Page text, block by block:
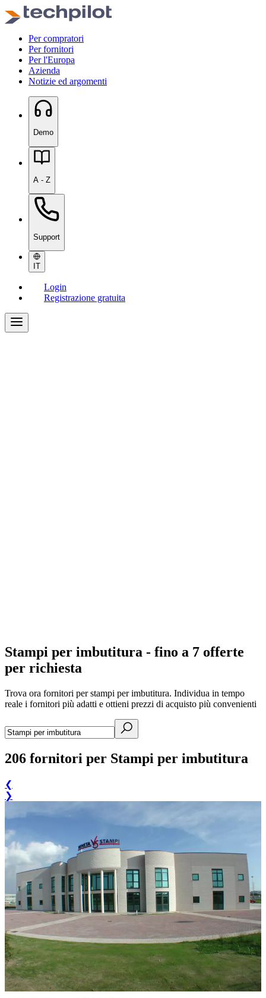
Per compratori
Per fornitori
Per l'Europa
Azienda
Notizie ed argomenti
Demo
A - Z
Support
IT
Login
Registrazione gratuita
Stampi per imbutitura - fino a 7 offerte
per richiesta
Trova ora fornitori per stampi per imbutitura. Individua in tempo
reale i fornitori più adatti e ottieni prezzi di acquisto più convenienti
206 fornitori per Stampi per imbutitura
❮
❯